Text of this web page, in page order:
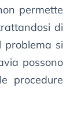
permette
di
problema si
possono
procedure